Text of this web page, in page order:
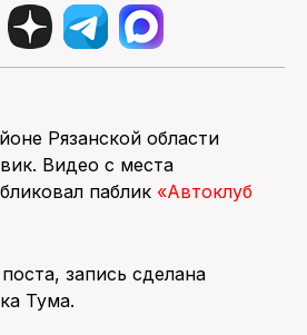
Рязанской области
Видео с места
паблик «Автоклуб
запись сделана
Тума.